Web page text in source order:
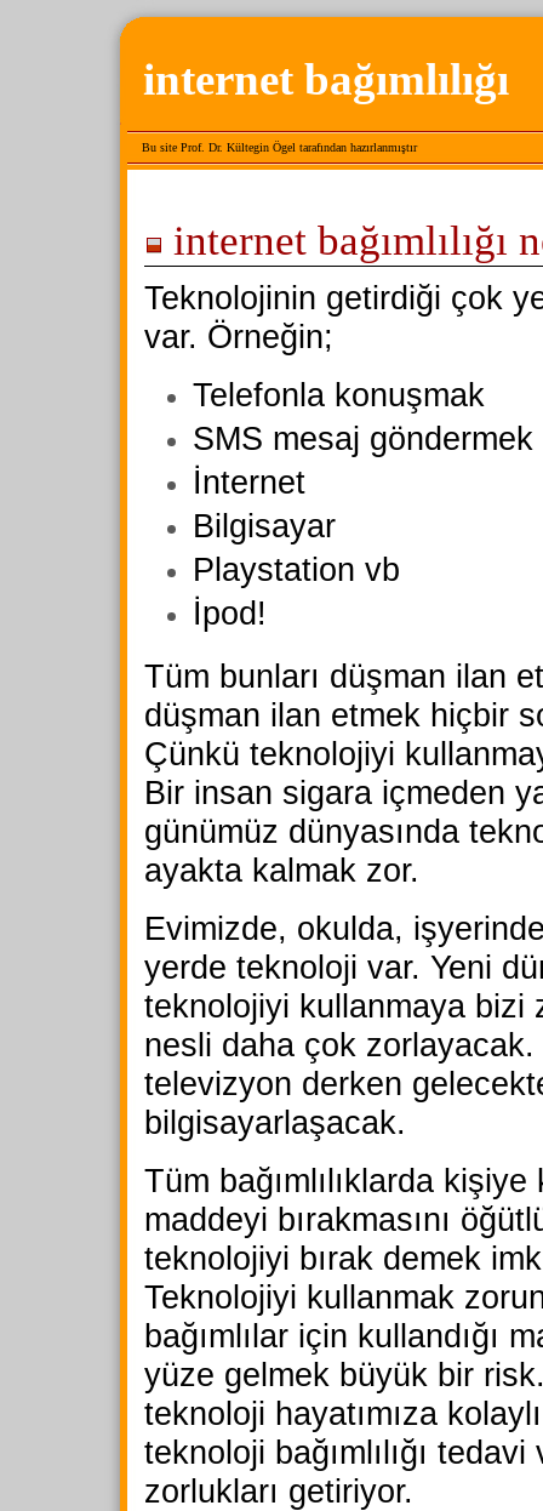
internet bağımlılığı
Bu site Prof. Dr. Kültegin Ögel tarafından hazırlanmıştır
internet bağımlılığı
Teknolojinin getirdiği çok
var. Örneğin;
Telefonla konuşmak
SMS mesaj göndermek
İnternet
Bilgisayar
Playstation vb
İpod!
Tüm bunları düşman ilan
düşman ilan etmek hiçbir
Çünkü teknolojiyi
Bir insan sigara içmeden
günümüz dünyasında
ayakta kalmak zor.
Evimizde, okulda,
yerde teknoloji var. Yeni
teknolojiyi kullanmaya bizi
nesli daha çok
televizyon derken
bilgisayarlaşacak.
Tüm bağımlılıklarda kişiye
maddeyi bırakmasını
teknolojiyi bırak demek
Teknolojiyi kullanmak
bağımlılar için kullandığı
yüze gelmek büyük bir
teknoloji hayatımıza
teknoloji bağımlılığı
zorlukları getiriyor.